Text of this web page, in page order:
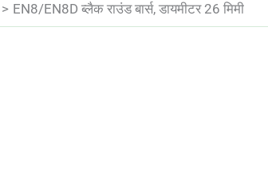
EN8/EN8D ब्लैक राउंड बार्स, डायमीटर 26 मिमी